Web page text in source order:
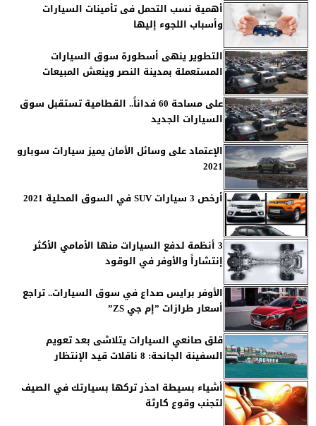
أهمية نسب التحمل فى تأمينات السيارات
وأسباب اللجوء إليها
التطوير ينهى أسطورة سوق السيارات
المستعملة بمدينة النصر وينعش المبيعات
على مساحة 60 فداناً.. القطامية تستقبل سوق
السيارات الجديد
الإعتماد على وسائل الأمان يميز سيارات سوبارو
2021
أرخص 3 سيارات SUV في السوق المحلية 2021
3 أنظمة لدفع السيارات منها الأمامي الأكثر
إنتشاراً والأوفر في الوقود
الأوفر برايس صداع في سوق السيارات.. تراجع
أسعار طرازات ”إم جي ZS”
قلق صانعي السيارات يتلاشى بعد تعويم
السفينة الجانحة: 8 ناقلات قيد الإنتظار
أشياء بسيطة احذر تركها بسيارتك في الصيف
لتجنب وقوع كارثة